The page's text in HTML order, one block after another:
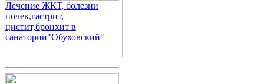
Лечение ЖКТ, болезни
почек,гастрит,
цистит,бронхит в
санатории"Обуховский"